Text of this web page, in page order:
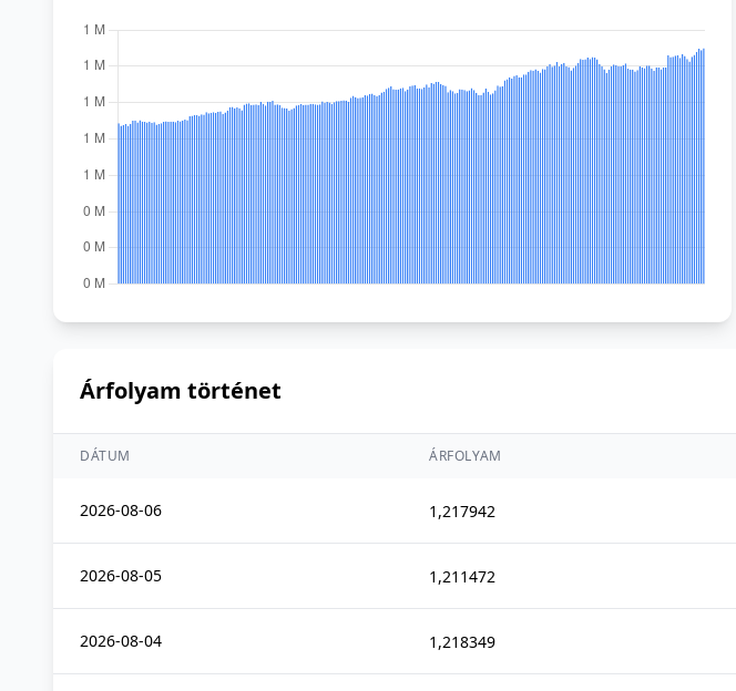
Árfolyam történet
DÁTUM ÁRFOLYAM
2026-08-06 1,217942
2026-08-05 1,211472
2026-08-04 1,218349